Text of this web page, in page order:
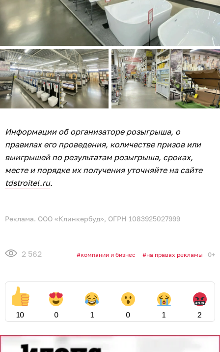
Информации об организаторе розыгрыша, о
правилах его проведения, количестве призов или
выигрышей по результатам розыгрыша, сроках,
месте и порядке их получения уточняйте на сайте
tdstroitel.ru.
Реклама. ООО «Клинкербуд», ОГРН 1083925027999
2 562 компании и бизнес на правах рекламы 0+
10 0 1 0 1 2